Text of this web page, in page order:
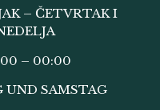
– ČETVRTAK I
– 00:00
UND SAMSTAG